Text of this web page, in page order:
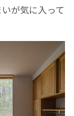
が気に入って